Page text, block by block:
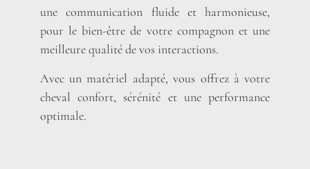
une communication fluide et harmonieuse,
pour le bien-être de votre compagnon et une
meilleure qualité de vos interactions.
Avec un matériel adapté, vous offrez à votre
cheval confort, sérénité et une performance
optimale.